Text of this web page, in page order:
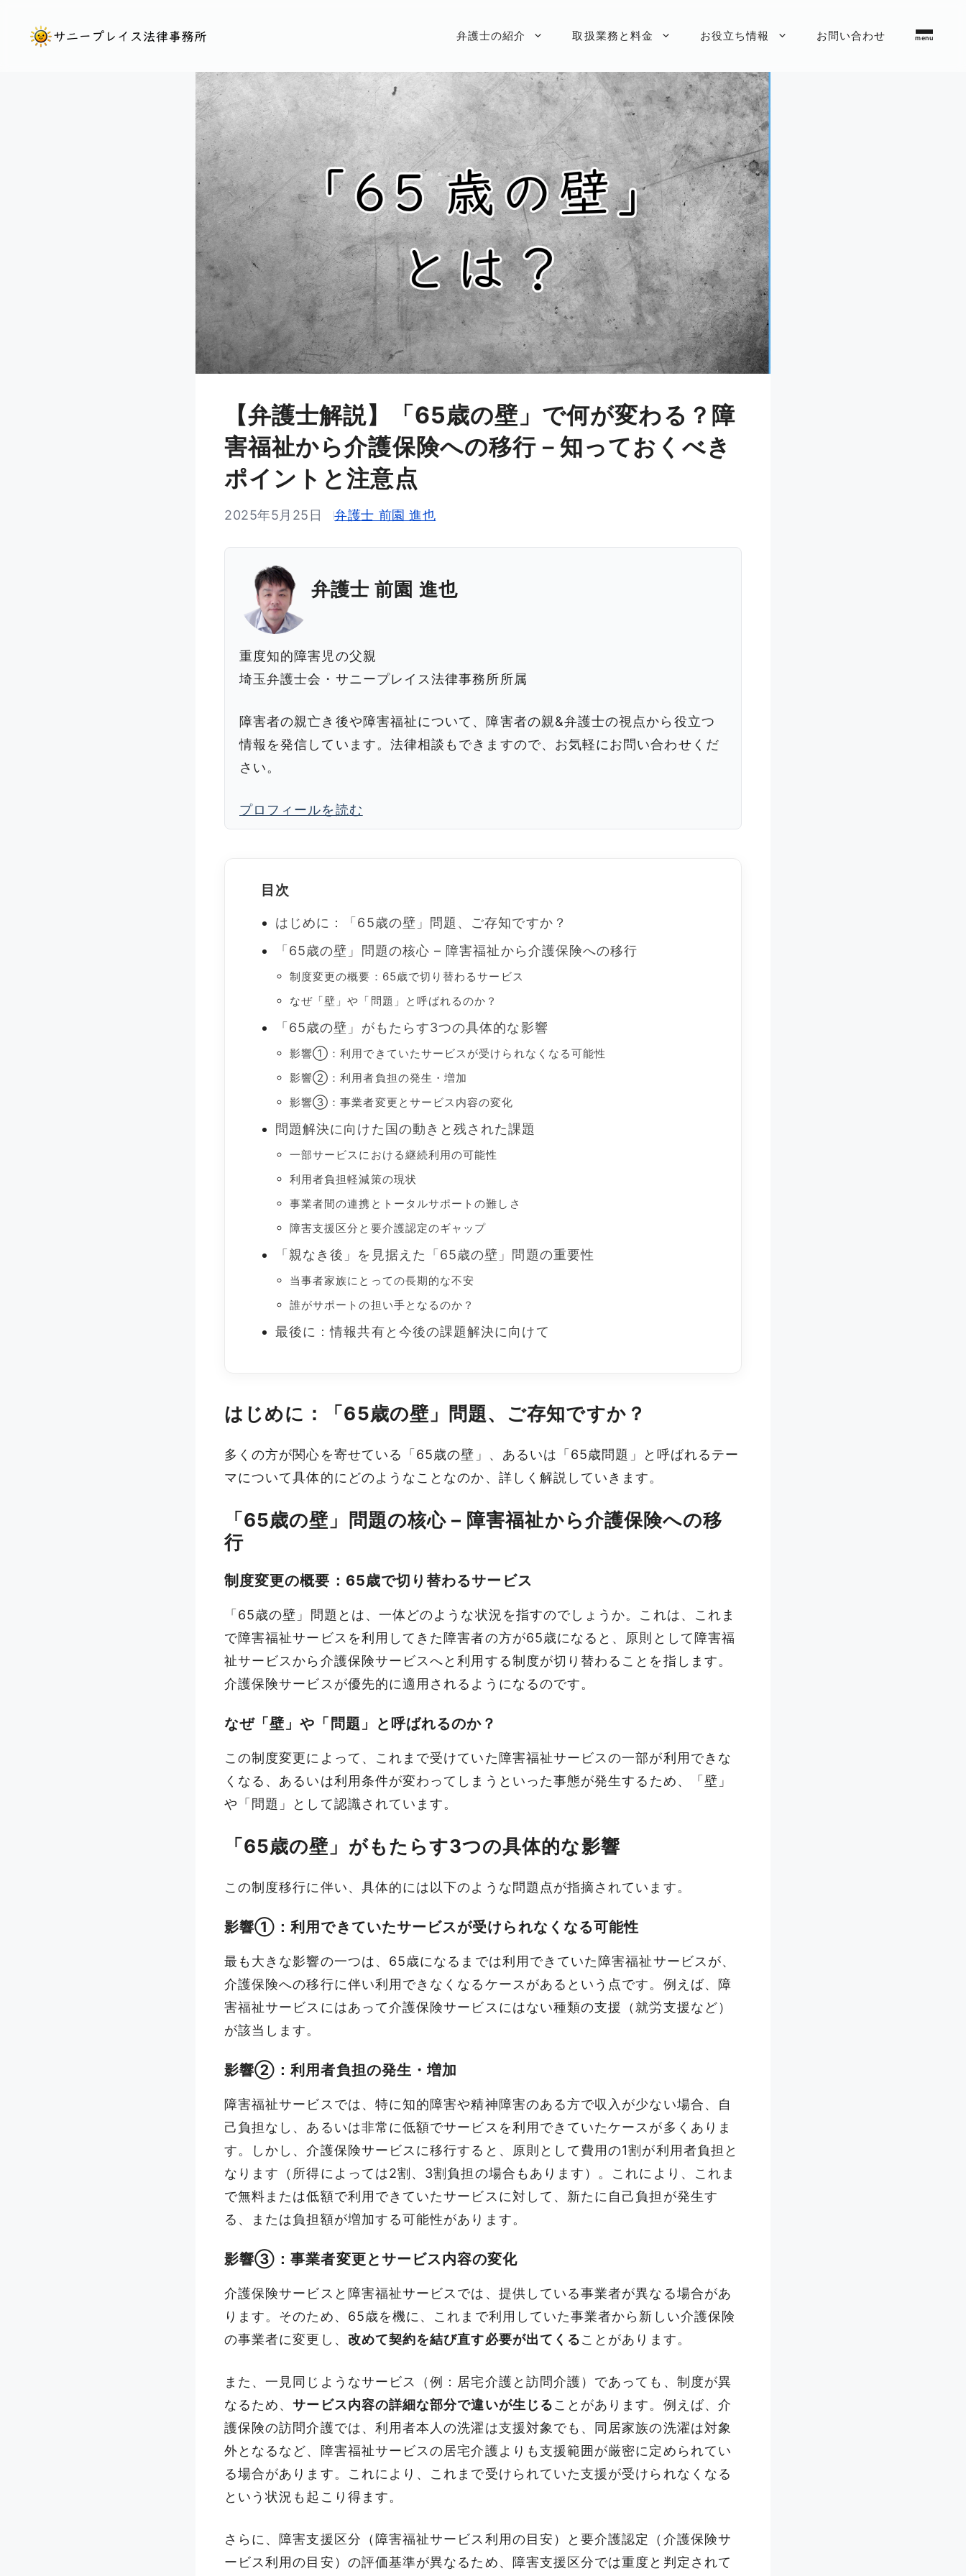
弁護士の紹介 取扱業務と料金 お役立ち情報 お問い合わせ
【弁護士解説】「65歳の壁」で何が変わる？障
害福祉から介護保険への移行－知っておくべき
ポイントと注意点
2025年5月25日 弁護士 前園 進也
弁護士 前園 進也
重度知的障害児の父親
埼玉弁護士会・サニープレイス法律事務所所属
障害者の親亡き後や障害福祉について、障害者の親&弁護士の視点から役立つ
情報を発信しています。法律相談もできますので、お気軽にお問い合わせくだ
さい。
プロフィールを読む
目次
はじめに：「65歳の壁」問題、ご存知ですか？
「65歳の壁」問題の核心 – 障害福祉から介護保険への移行
制度変更の概要：65歳で切り替わるサービス
なぜ「壁」や「問題」と呼ばれるのか？
「65歳の壁」がもたらす3つの具体的な影響
影響①：利用できていたサービスが受けられなくなる可能性
影響②：利用者負担の発生・増加
影響③：事業者変更とサービス内容の変化
問題解決に向けた国の動きと残された課題
一部サービスにおける継続利用の可能性
利用者負担軽減策の現状
事業者間の連携とトータルサポートの難しさ
障害支援区分と要介護認定のギャップ
「親なき後」を見据えた「65歳の壁」問題の重要性
当事者家族にとっての長期的な不安
誰がサポートの担い手となるのか？
最後に：情報共有と今後の課題解決に向けて
はじめに：「65歳の壁」問題、ご存知ですか？
多くの方が関心を寄せている「 65歳の壁 」、あるいは「 65歳問題 」と呼ばれるテー
マについて具体的にどのようなことなのか、詳しく解説していきます。
「65歳の壁」問題の核心 – 障害福祉から介護保険への移
行
制度変更の概要：65歳で切り替わるサービス
「65歳の壁」問題とは、一体どのような状況を指すのでしょうか。これは、これま
で障害福祉サービスを利用してきた障害者の方が65歳になると、原則として障害福
祉サービスから介護保険サービスへと利用する制度が切り替わることを指します。
介護保険サービスが優先的に適用される ようになるのです。
なぜ「壁」や「問題」と呼ばれるのか？
この制度変更によって、これまで受けていた障害福祉サービスの一部が利用できな
くなる 、あるいは利用条件が変わってしまう といった事態が発生するため、「壁」
や「問題」として認識されています。
「65歳の壁」がもたらす3つの具体的な影響
この制度移行に伴い、具体的には以下のような問題点が指摘されています。
影響①：利用できていたサービスが受けられなくなる可能性
最も大きな影響の一つは、65歳になるまでは利用できていた障害福祉サービスが、
介護保険への移行に伴い利用できなくなるケースがあるという点です。例えば、障
害福祉サービスにはあって介護保険サービスにはない種類の支援（就労支援など）
が該当します。
影響②：利用者負担の発生・増加
障害福祉サービスでは、特に知的障害や精神障害のある方で収入が少ない場合、自
己負担なし、あるいは非常に低額でサービスを利用できていたケースが多くありま
す。しかし、介護保険サービスに移行すると、原則として費用の1割が利用者負担 と
なります（所得によっては2割、3割負担の場合もあります）。これにより、これま
で無料または低額で利用できていたサービスに対して、 新たに自己負担が発生す
る、または負担額が増加する可能性があります。
影響③：事業者変更とサービス内容の変化
介護保険サービスと障害福祉サービスでは、提供している事業者が異なる場合があ
ります。そのため、65歳を機に、これまで利用していた事業者から新しい介護保険
の事業者に変更し、 改めて契約を結び直す必要が出てくることがあります。
また、一見同じようなサービス（例：居宅介護と訪問介護）であっても、制度が異
なるため、サービス内容の詳細な部分で違いが生じることがあります。例えば、介
護保険の訪問介護では、利用者本人の洗濯は支援対象でも、同居家族の洗濯は対象
外となるなど、障害福祉サービスの居宅介護よりも支援範囲が厳密に定められてい
る場合があります。これにより、これまで受けられていた支援が受けられなくなる
という状況も起こり得ます。
さらに、障害支援区分（障害福祉サービス利用の目安）と要介護認定（介護保険サ
ービス利用の目安）の評価基準が異なるため、障害支援区分では重度と判定されて